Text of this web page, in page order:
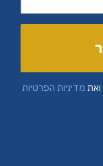
ואת מדיניות הפרטיות